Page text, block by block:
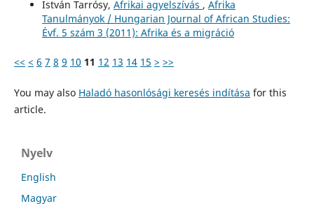
István Tarrósy, Afrikai agyelszívás , Afrika
Tanulmányok / Hungarian Journal of African Studies:
Évf. 5 szám 3 (2011): Afrika és a migráció
<< < 6 7 8 9 10 11 12 13 14 15 > >>
You may also Haladó hasonlósági keresés indítása for this
article.
Nyelv
English
Magyar